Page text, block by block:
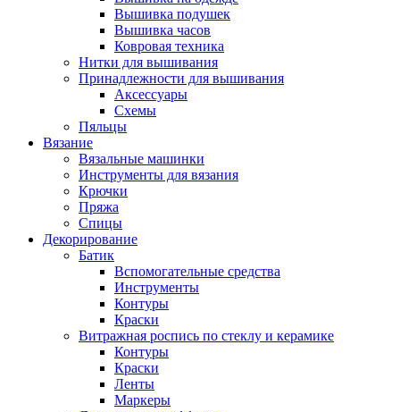
Вышивка подушек
Вышивка часов
Ковровая техника
Нитки для вышивания
Принадлежности для вышивания
Аксессуары
Схемы
Пяльцы
Вязание
Вязальные машинки
Инструменты для вязания
Крючки
Пряжа
Спицы
Декорирование
Батик
Вспомогательные средства
Инструменты
Контуры
Краски
Витражная роспись по стеклу и керамике
Контуры
Краски
Ленты
Маркеры